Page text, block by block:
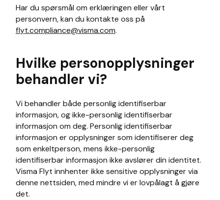
Har du spørsmål om erklæringen eller vårt
personvern, kan du kontakte oss på
flyt.compliance@visma.com.
Hvilke personopplysninger
behandler vi?
Vi behandler både personlig identifiserbar
informasjon, og ikke-personlig identifiserbar
informasjon om deg. Personlig identifiserbar
informasjon er opplysninger som identifiserer deg
som enkeltperson, mens ikke-personlig
identifiserbar informasjon ikke avslører din identitet.
Visma Flyt innhenter ikke sensitive opplysninger via
denne nettsiden, med mindre vi er lovpålagt å gjøre
det.